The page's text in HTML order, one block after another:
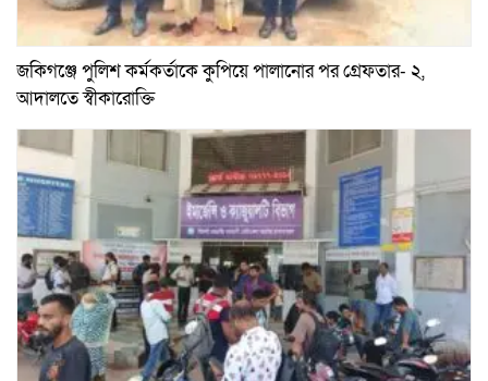
জকিগঞ্জে পুলিশ কর্মকর্তাকে কুপিয়ে পালানোর পর গ্রেফতার- ২,
আদালতে স্বীকারোক্তি